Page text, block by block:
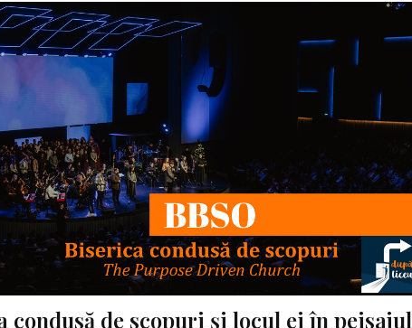
condusă de scopuri şi locul ei în peisajul